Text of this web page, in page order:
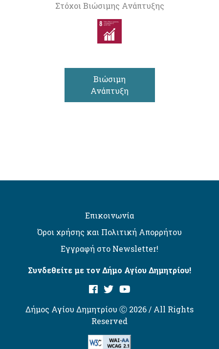
Στόχοι Βιώσιμης Ανάπτυξης
Βιώσιμη
Ανάπτυξη
Επικοινωνία
Όροι χρήσης και Πολιτική Απορρήτου
Εγγραφή στο Newsletter!
Συνδεθείτε με τον Δήμο Αγίου Δημητρίου!
Δήμος Αγίου Δημητρίου Ⓒ 2026 / All Rights
Reserved